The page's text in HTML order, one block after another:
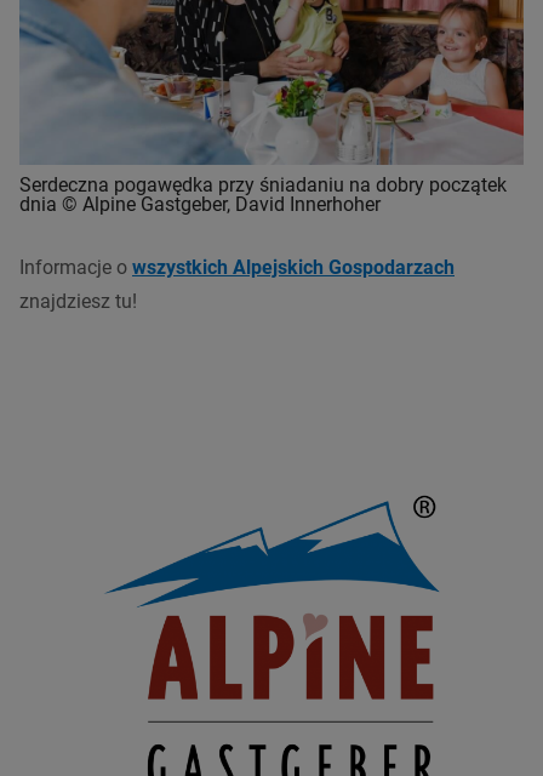
Serdeczna pogawędka przy śniadaniu na dobry początek
dnia © Alpine Gastgeber, David Innerhoher
Informacje o wszystkich Alpejskich Gospodarzach
znajdziesz tu!